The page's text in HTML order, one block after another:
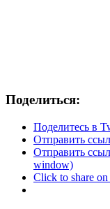
Поделиться:
Поделитесь в
Отправить
Отправить
window)
Click to share